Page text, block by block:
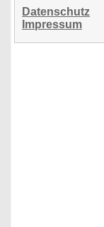
Datenschutz
Impressum